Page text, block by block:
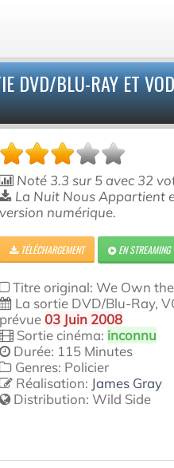
DVD/BLU-RAY ET VOD
Noté 3.3 sur5 avec 32
La Nuit Nous Appartient
version numérique.
TÉLÉCHARGEMENT EN STREAMING
Titre original: We Own
La sortie DVD/Blu-Ray,
prévue03 Juin 2008
Sortie cinéma: inconnu
Durée: 115 Minutes
Genres: Policier
Réalisation: James Gray
Distribution:Wild Side